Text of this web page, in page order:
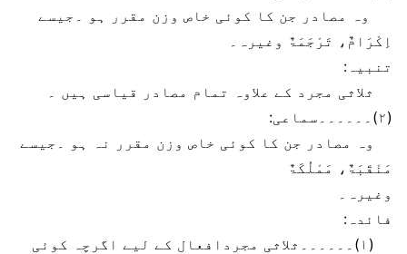
وہ مصادر جن کا کوئی خاص وزن مقرر ہو ۔جیسے
اِکْرَامٌ، تَرْجَمَۃٌ وغیرہ۔
تنبیہ:
ثلاثی مجرد کے علاوہ تمام مصادر قیاسی ہیں ۔
(۲)۔۔۔۔۔۔سماعی:
وہ مصادر جن کا کوئی خاص وزن مقرر نہ ہو ۔جیسے
مَنْقَبَۃٌ، مَمْلُکَۃٌ
وغیرہ۔
فائدہ:
(۱)۔۔۔۔۔۔ثلاثی مجردافعال کے لیے اگرچہ کوئی